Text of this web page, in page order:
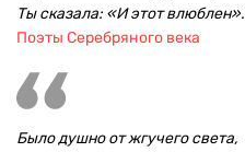
Ты сказала: «И этот влюблен».
Поэты Серебряного века
Было душно от жгучего света,